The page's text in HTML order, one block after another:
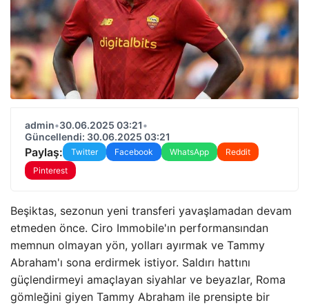
admin•30.06.2025 03:21•
Güncellendi: 30.06.2025 03:21
Paylaş: Twitter Facebook WhatsApp
Reddit
Pinterest
Beşiktas, sezonun yeni transferi yavaşlamadan devam
etmeden önce. Ciro Immobile'ın performansından
memnun olmayan yön, yolları ayırmak ve Tammy
Abraham'ı sona erdirmek istiyor. Saldırı hattını
güçlendirmeyi amaçlayan siyahlar ve beyazlar, Roma
gömleğini giyen Tammy Abraham ile prensipte bir